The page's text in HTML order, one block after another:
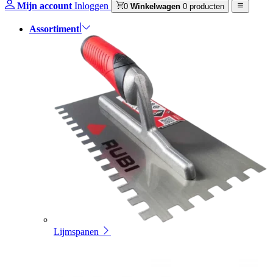
Mijn account Inloggen 0 Winkelwagen 0 producten
Assortiment
Lijmspanen